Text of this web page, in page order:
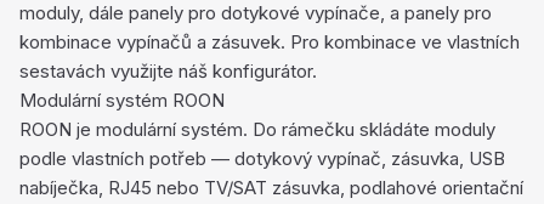
moduly, dále panely pro dotykové vypínače, a panely pro
kombinace vypínačů a zásuvek. Pro kombinace ve vlastních
sestavách využijte náš konfigurátor.
Modulární systém ROON
ROON je modulární systém. Do rámečku skládáte moduly
podle vlastních potřeb — dotykový vypínač, zásuvka, USB
nabíječka, RJ45 nebo TV/SAT zásuvka, podlahové orientační